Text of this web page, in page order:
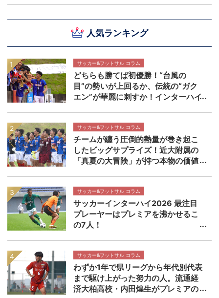
人気ランキング
サッカー&フットサル コラム
どちらも勝てば初優勝！“台風の
目”の勢いが上回るか、伝統の“ガク
エン”が華麗に刺すか！インターハイ
サッカー&フットサル コラム
チームが纏う圧倒的熱量が巻き起こ
したビッグサプライズ！近大附属の
「真夏の大冒険」が持つ本物の価値
サッカー&フットサル コラム
サッカーインターハイ2026 最注目
プレーヤーはプレミアを沸かせるこ
の7人！
サッカー&フットサル コラム
わずか1年で県リーグから年代別代表
まで駆け上がった努力の人。流通経
済大柏高校・内田煌生がプレミアの